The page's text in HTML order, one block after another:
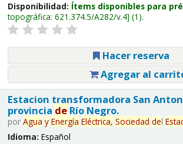
Disponibilidad: Ítems disponibles para
topográfica: 621.374.5/A282/v.4 (1).
Hacer reserva
Agregar al
Estacion transformadora San
provincia deRío Negro.
por Agua y Energía Eléctrica, Sociedad del
Idioma: Español